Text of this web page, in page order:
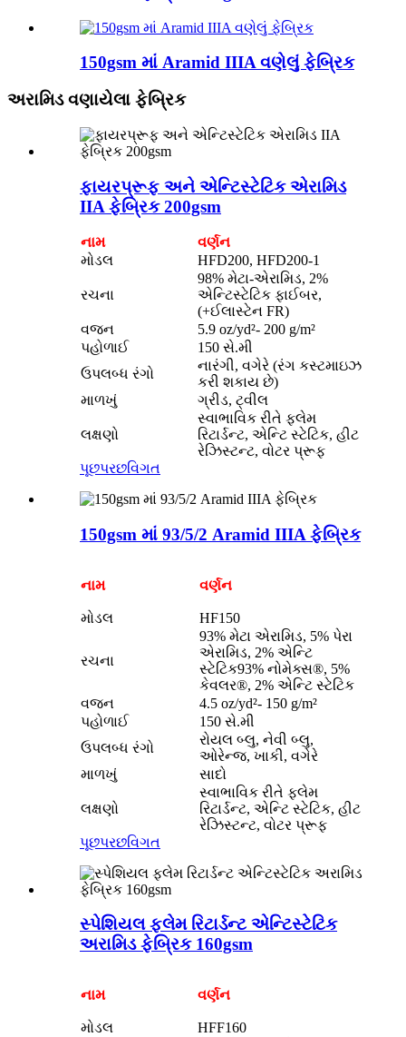
150gsm માં Aramid IIIA વણેલું ફેબ્રિક
અરામિડ વણાયેલા ફેબ્રિક
ફાયરપ્રૂફ અને એન્ટિસ્ટેટિક એરામિડ
IIA ફેબ્રિક 200gsm
નામ
વર્ણન
મોડલ
HFD200, HFD200-1
રચના
98% મેટા-એરામિડ, 2%
એન્ટિસ્ટેટિક ફાઈબર,
(+ઈલાસ્ટેન FR)
વજન
5.9 oz/yd²- 200 g/m²
પહોળાઈ
150 સે.મી
ઉપલબ્ધ રંગો
નારંગી, વગેરે (રંગ કસ્ટમાઇઝ
કરી શકાય છે)
માળખું
ગ્રીડ, ટ્વીલ
લક્ષણો
સ્વાભાવિક રીતે ફ્લેમ
રિટાર્ડન્ટ, એન્ટિ સ્ટેટિક, હીટ
રેઝિસ્ટન્ટ, વોટર પ્રૂફ
પૂછપરછવિગત
150gsm માં 93/5/2 Aramid IIIA ફેબ્રિક
નામ વર્ણન
મોડલ HF150
રચના
93% મેટા એરામિડ, 5% પેરા
એરામિડ, 2% એન્ટિ
સ્ટેટિક93% નોમેક્સ®, 5%
કેવલર®, 2% એન્ટિ સ્ટેટિક
વજન
4.5 oz/yd²- 150 g/m²
પહોળાઈ
150 સે.મી
ઉપલબ્ધ રંગો
રોયલ બ્લુ, નેવી બ્લુ,
ઓરેન્જ, ખાકી, વગેરે
માળખું
સાદો
લક્ષણો
સ્વાભાવિક રીતે ફ્લેમ
રિટાર્ડન્ટ, એન્ટિ સ્ટેટિક, હીટ
રેઝિસ્ટન્ટ, વોટર પ્રૂફ
પૂછપરછવિગત
સ્પેશિયલ ફ્લેમ રિટાર્ડન્ટ એન્ટિસ્ટેટિક
અરામિડ ફેબ્રિક 160gsm
નામ વર્ણન
મોડલ HFF160